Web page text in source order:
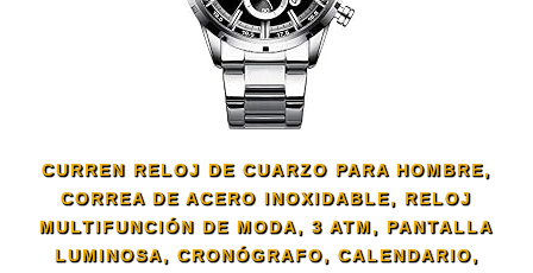
CURREN RELOJ DE CUARZO PARA HOMBRE,
CORREA DE ACERO INOXIDABLE, RELOJ
MULTIFUNCIÓN DE MODA, 3 ATM, PANTALLA
LUMINOSA, CRONÓGRAFO, CALENDARIO,